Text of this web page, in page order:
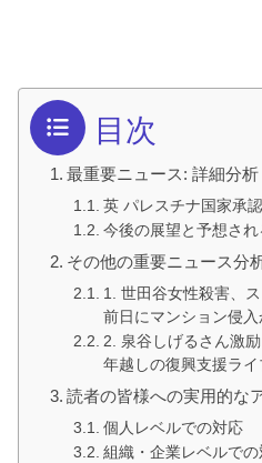
目次
最重要ニュース: 詳細分析
英 パレスチナ国家承
今後の展望と予想され
その他の重要ニュース分
1. 世田谷女性殺害、
前日にマンション侵入
2. 泉谷しげるさん激
年越しの復興支援ライ
読者の皆様への実用的な
個人レベルでの対応
組織・企業レベルでの